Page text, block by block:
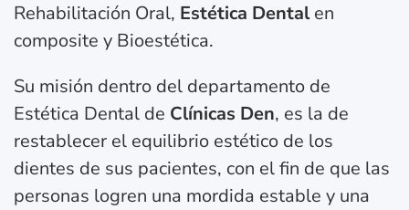
Rehabilitación Oral, Estética Dentalen
composite y Bioestética.
Su misión dentro del departamento de
Estética Dental de Clínicas Den, es la de
restablecer el equilibrio estético de los
dientes de sus pacientes, con el fin de que las
personas logren una mordida estable y una